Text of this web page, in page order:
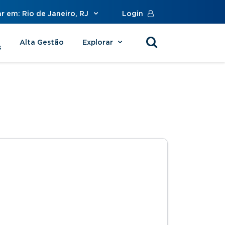
em: Rio de Janeiro, RJ Login
Alta Gestão Explorar